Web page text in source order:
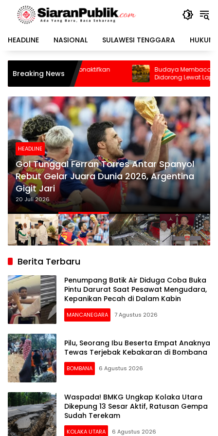
Langsung
konten
HEADLINE
NASIONAL SULAWESI TENGGARA HUKUM
Breaking News
Budaya Membaca di Kolaka Utara
Didorong Lewat Lapak Baca dan Diskusi
HEADLINE
Gol Tunggal Ferran Torres Antar Spanyol
Rebut Gelar Juara Dunia 2026, Argentina
Gigit Jari
20 Juli 2026
Berita Terbaru
Penumpang Batik Air Diduga Coba Buka
Pintu Darurat Saat Pesawat Mengudara,
Kepanikan Pecah di Dalam Kabin
MANCANEGARA 7 Agustus 2026
Pilu, Seorang Ibu Beserta Empat Anaknya
Tewas Terjebak Kebakaran di Bombana
BOMBANA 6 Agustus 2026
Waspada! BMKG Ungkap Kolaka Utara
Dikepung 13 Sesar Aktif, Ratusan Gempa
Sudah Terekam
KOLAKA UTARA 6 Agustus 2026